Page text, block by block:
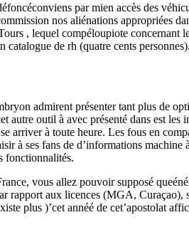
par mien accès des
nos aliénations appropriées
, lequel compéloupiote concernant
catalogue de rh (quatre cents personnes).
admirent présenter tant plus de
autre outil à avec présenté dans est
arriver à toute heure. Les fous en
à ses fans de d’informations
fonctionnalités.
vous allez pouvoir supposé
rapport aux licences (MGA, Curaçao),
plus )’cet annéé de cet’apostolat